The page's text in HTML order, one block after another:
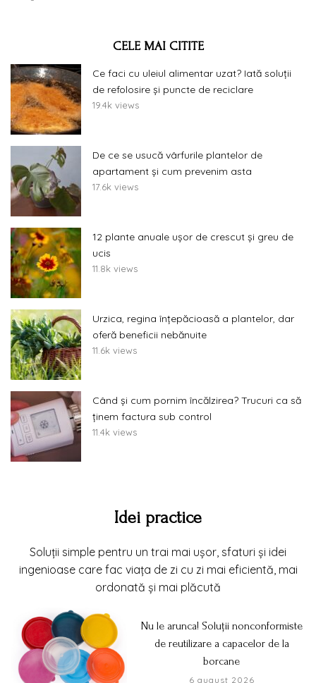
CELE MAI CITITE
Ce faci cu uleiul alimentar uzat? Iată soluții
de refolosire și puncte de reciclare
19.4k views
De ce se usucă vârfurile plantelor de
apartament și cum prevenim asta
17.6k views
12 plante anuale ușor de crescut și greu de
ucis
11.8k views
Urzica, regina înțepăcioasă a plantelor, dar
oferă beneficii nebănuite
11.6k views
Când și cum pornim încălzirea? Trucuri ca să
ținem factura sub control
11.4k views
Idei practice
Soluții simple pentru un trai mai ușor, sfaturi și idei
ingenioase care fac viața de zi cu zi mai eficientă, mai
ordonată și mai plăcută
Nu le arunca! Soluții nonconformiste
de reutilizare a capacelor de la
borcane
6 august 2026